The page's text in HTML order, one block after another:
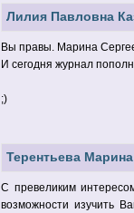
Лилия Павловна
Вы правы. Марина
И сегодня журнал
;)
Терентьева
С превеликим
возможности изучить